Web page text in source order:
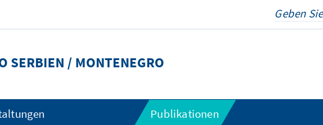
SERBIEN / MONTENEGRO
Publikationen